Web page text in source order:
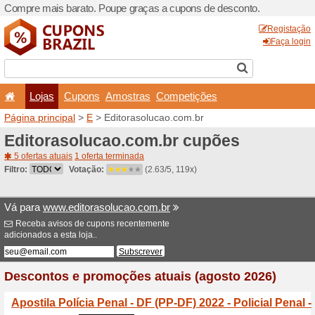
Compre mais barato.
Lojas Cupons
Página principal>E >